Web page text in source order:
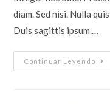
diam. Sed nisi. Nulla
Duis sagittis ipsum.…
Continuar Leyendo